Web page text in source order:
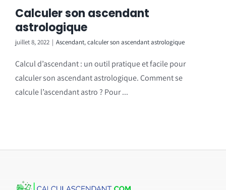
Calculer son ascendant
astrologique
juillet 8, 2022 | Ascendant,calculer son ascendant astrologique
Calcul d’ascendant : un outil pratique et facile pour
calculer son ascendant astrologique. Comment se
calcule l’ascendant astro ? Pour ...